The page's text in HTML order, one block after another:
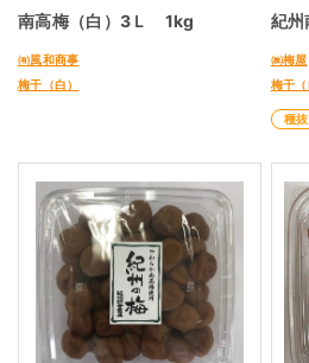
南高梅（白）3Ｌ 1kg
㈲風和商事
梅干（白）
紀
㈱梅屋
梅干（
種抜